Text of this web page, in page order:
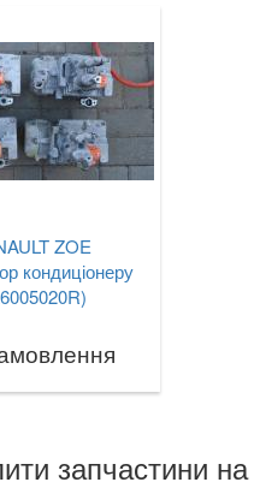
ZOE
кондиціонеру